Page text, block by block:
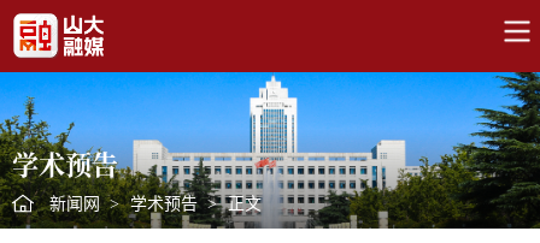
学术预告
新闻网 > 学术预告 > 正文